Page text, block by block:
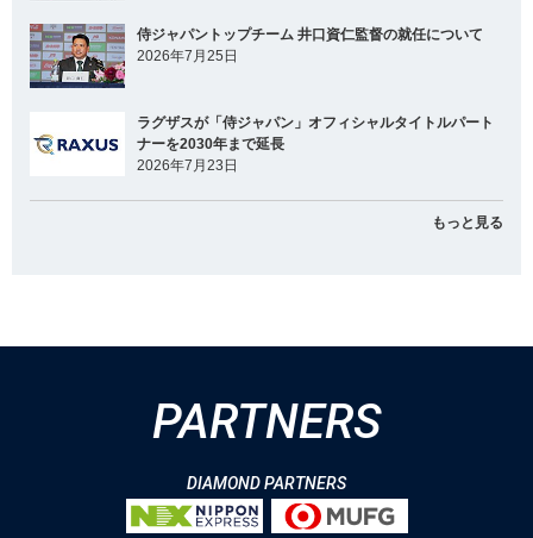
侍ジャパントップチーム 井口資仁監督の就任について
2026年7月25日
ラグザスが「侍ジャパン」オフィシャルタイトルパート
ナーを2030年まで延長
2026年7月23日
もっと見る
PARTNERS
DIAMOND PARTNERS